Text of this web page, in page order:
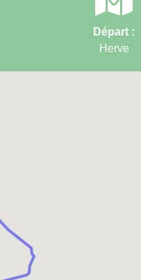
Départ :
Herve